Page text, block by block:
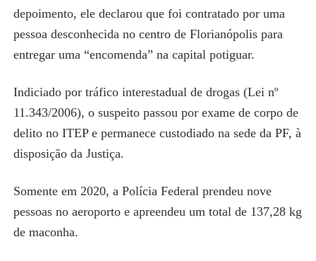
depoimento, ele declarou que foi contratado por uma
pessoa desconhecida no centro de Florianópolis para
entregar uma “encomenda” na capital potiguar.
Indiciado por tráfico interestadual de drogas (Lei nº
11.343/2006), o suspeito passou por exame de corpo de
delito no ITEP e permanece custodiado na sede da PF, à
disposição da Justiça.
Somente em 2020, a Polícia Federal prendeu nove
pessoas no aeroporto e apreendeu um total de 137,28 kg
de maconha.